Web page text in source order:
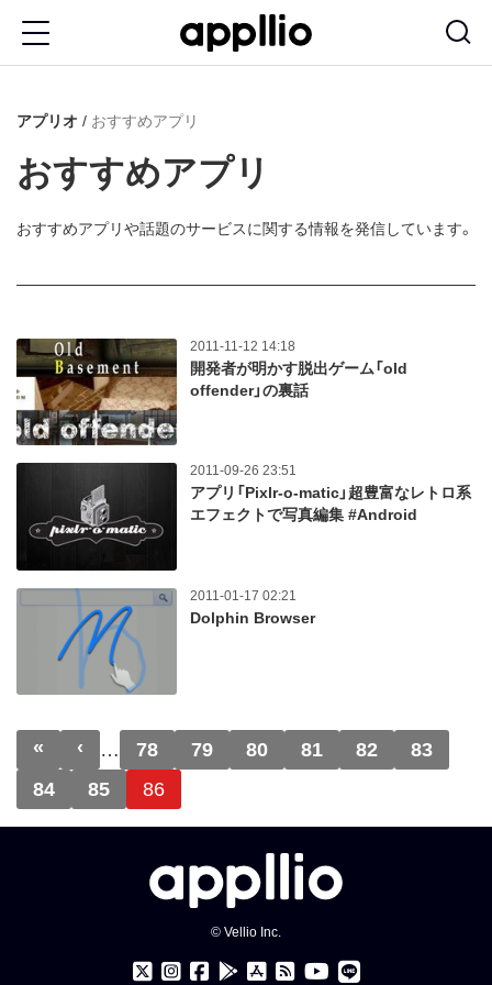
動
アプリオ おすすめアプリ
おすすめアプリ
おすすめアプリや話題のサービスに関する情報を発信しています。
2011-11-12 14:18
開発者が明かす脱出ゲーム「old
offender」の裏話
2011-09-26 23:51
アプリ「Pixlr-o-matic」超豊富なレトロ系
エフェクトで写真編集 #Android
2011-01-17 02:21
Dolphin Browser
ページ送り
« 先頭ページ
‹ 前ページ
… 78 79 80 81 82
83
84
85 86
© Vellio Inc.